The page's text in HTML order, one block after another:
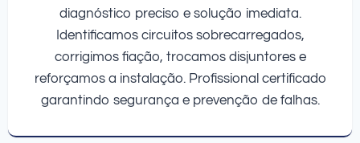
diagnóstico preciso e solução imediata.
Identificamos circuitos sobrecarregados,
corrigimos fiação, trocamos disjuntores e
reforçamos a instalação. Profissional certificado
garantindo segurança e prevenção de falhas.